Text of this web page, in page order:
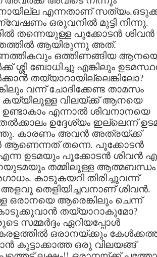
എന്നതാണ്‌
ഒരുവനില്‍ മുട്ടി നിന്നു.
തന്നെയുള്ള പൂക്കോടന്‍ ശിവന്‍
ആയിരുന്നു അത്‌.
ഒത്തിണങ്ങിയ
ശ്ശി ബോധിച്ചു എങ്കിലും
തയ്യാറായില്ലെങ്കിലോ?
വന്ന് ചോദിക്കേണ്ട താമസം
വിലയ്ക്ക്‌ ആനയെ
എന്നാല്‍ ശിവനാനയെ
ഉദ്ദേശ്യം ഇല്ലെന്ന്
കാരണം അവന്‍ അത്രയ്ക്ക്‌
ആണെന്നത്‌ തന്നെ. പൂക്കോടന്‍
ഉടമയും പൂക്കോടന്‍ ശിവന്‍
തമ്മിലുള്ള ആത്മബന്ധം
കാടുകയറി തിരിച്ചുവന്ന്
അളവു തെളിയിച്ചവനാണ്‌ ശിവന്‍.
ഒരാനയെ ആരെങ്കിലും ചെന്ന്
തയ്യാറാകുമോ?
സമ്മര്‍ദ്ദം ഏറിയപ്പോള്‍
ഒരാനയ്ക്കും
കൂട്ടാക്കാത്ത ഒരു വിലയങ്ങ്‌